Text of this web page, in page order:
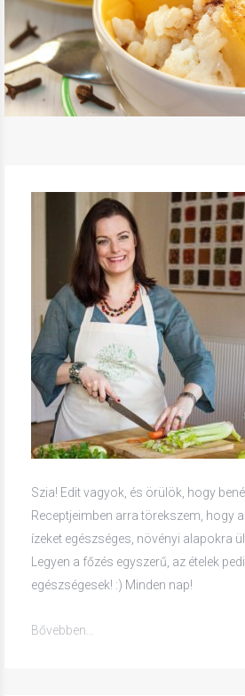
TEJBERIZS ILLATOS
PÁROLT KÖRTÉVEL
Szia! Edit vagyok, és örülök, hogy
Receptjeimben arra törekszem, hogy
ízeket egészséges, növényi alapokra
Legyen a főzés egyszerű, az ételek
egészségesek! :) Minden nap!
Bővebben...